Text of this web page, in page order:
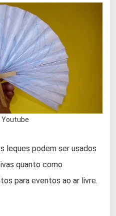
Youtube
leques podem ser usados
quanto como
para eventos ao ar livre.